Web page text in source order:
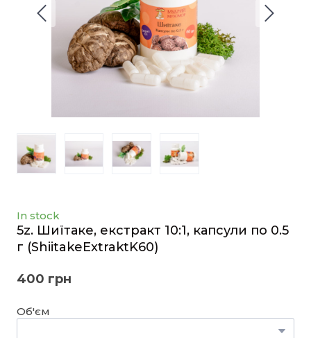
In stock
5z. Шиїтаке, екстракт 10:1, капсули по 0.5
г (ShiitakeExtraktK60)
400 грн
Об'єм